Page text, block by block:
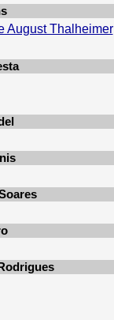
August Thalheimer